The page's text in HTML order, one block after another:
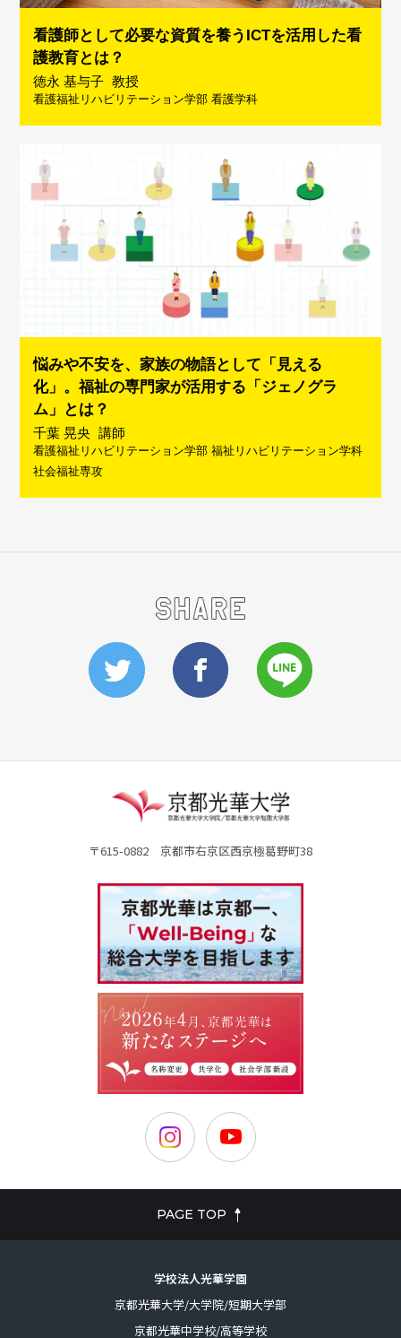
看護師として必要な資質を養うICTを活用した看
護教育とは？
徳永 基与子 教授
看護福祉リハビリテーション学部 看護学科
悩みや不安を、家族の物語として「見える
化」。福祉の専門家が活用する「ジェノグラ
ム」とは？
千葉 晃央 講師
看護福祉リハビリテーション学部 福祉リハビリテーション学科
社会福祉専攻
〒615-0882 京都市右京区西京極葛野町38
PAGE TOP
学校法人光華学園
京都光華大学/大学院/短期大学部
京都光華中学校/高等学校